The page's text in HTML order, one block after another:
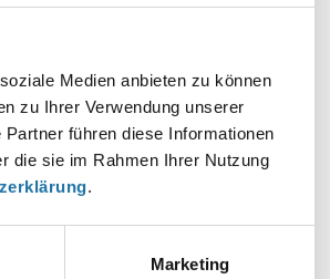
Medien anbieten zu können
zu Ihrer Verwendung unserer
führen diese Informationen
die sie im Rahmen Ihrer Nutzung
.
Marketing
markiert